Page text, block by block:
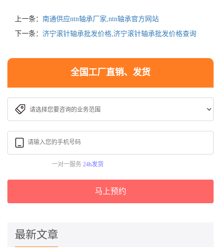
上一条： 南通供应ntn轴承厂家,ntn轴承官方网站
下一条： 济宁滚针轴承批发价格,济宁滚针轴承批发价格查询
全国工厂直销、发货
一对一服务 24h发货
马上预约
最新文章